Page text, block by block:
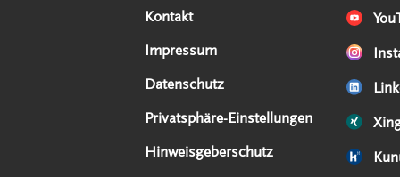
Kontakt
Impressum
Datenschutz
Privatsphäre-Einstellungen
Hinweisgeberschutz